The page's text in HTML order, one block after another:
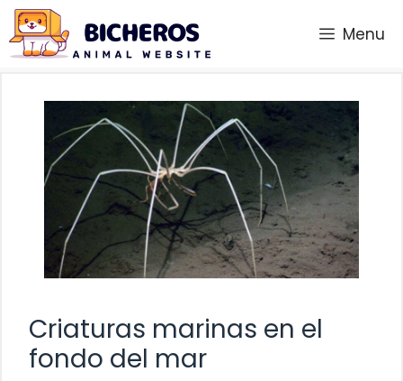
Saltar
al
contenido
Menu
Criaturas marinas en el
fondo del mar